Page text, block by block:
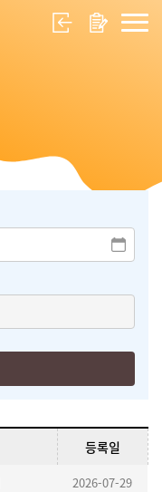
등록일
2026-07-29